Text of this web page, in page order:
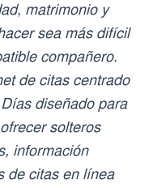
matrimonio y
sea más difícil
compañero.
de citas centrado
diseñado para
solteros
información
de citas en línea